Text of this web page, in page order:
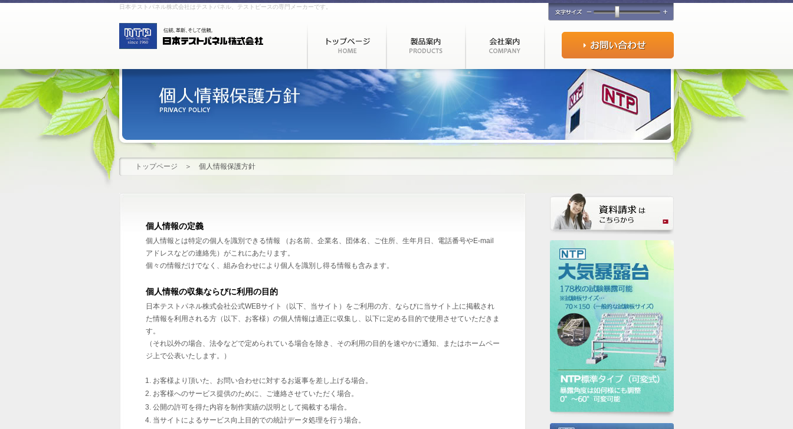
日本テストパネル株式会社はテストパネル、テストピースの専門メーカーです。
トップページ ＞ 個人情報保護方針
個人情報の定義
個人情報とは特定の個人を識別できる情報 （お名前、企業名、団体名、ご住所、生年月日、電話番号やE-mail
アドレスなどの連絡先）がこれにあたります。
個々の情報だけでなく、組み合わせにより個人を識別し得る情報も含みます。
個人情報の収集ならびに利用の目的
日本テストパネル株式会社公式WEBサイト（以下、当サイト）をご利用の方、ならびに当サイト上に掲載され
た情報を利用される方（以下、お客様）の個人情報は適正に収集し、以下に定める目的で使用させていただきま
す。
（それ以外の場合、法令などで定められている場合を除き、その利用の目的を速やかに通知、またはホームペー
ジ上で公表いたします。）
お客様より頂いた、お問い合わせに対するお返事を差し上げる場合。
お客様へのサービス提供のために、ご連絡させていただく場合。
公開の許可を得た内容を制作実績の説明として掲載する場合。
当サイトによるサービス向上目的での統計データ処理を行う場合。